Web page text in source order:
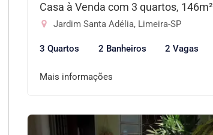
Casa à Venda com 3 quartos, 146m²
Jardim Santa Adélia, Limeira-SP
3 Quartos 2 Banheiros 2 Vagas
Mais informações